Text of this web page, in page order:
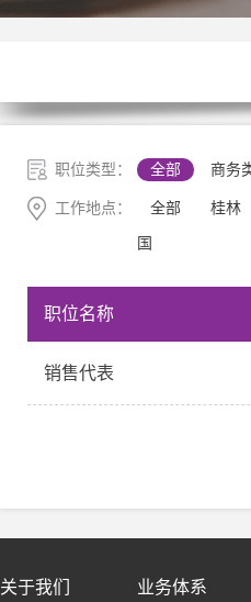
职位类型： 全部 商务
工作地点： 全部 桂林
国
职位名称
销售代表
关于我们 业务体系